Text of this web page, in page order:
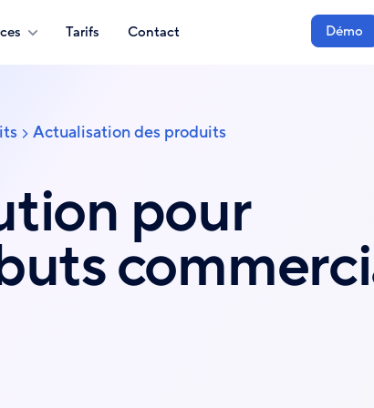
Tarifs Contact Démo
Actualisation des produits
pour